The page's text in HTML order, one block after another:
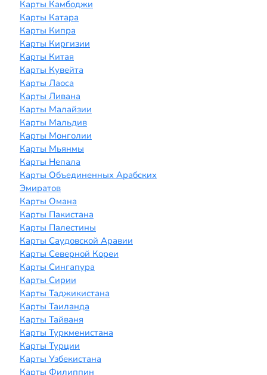
Карты Камбоджи
Карты Катара
Карты Кипра
Карты Киргизии
Карты Китая
Карты Кувейта
Карты Лаоса
Карты Ливана
Карты Малайзии
Карты Мальдив
Карты Монголии
Карты Мьянмы
Карты Непала
Карты Объединенных Арабских
Эмиратов
Карты Омана
Карты Пакистана
Карты Палестины
Карты Саудовской Аравии
Карты Северной Кореи
Карты Сингапура
Карты Сирии
Карты Таджикистана
Карты Таиланда
Карты Тайваня
Карты Туркменистана
Карты Турции
Карты Узбекистана
Карты Филиппин